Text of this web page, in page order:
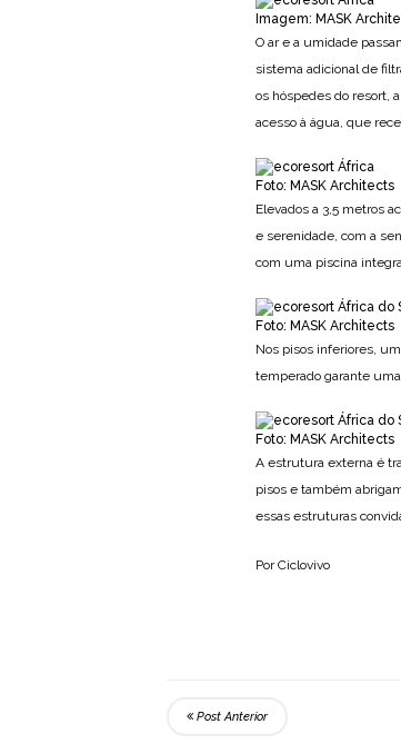
Imagem: MASK
O ar e a umidade
sistema adicional de
os hóspedes do resort,
acesso à água, que
Foto: MASK Architects
Elevados a 3,5 metros
e serenidade, com a
com uma piscina
Foto: MASK Architects
Nos pisos inferiores,
temperado garante
Foto: MASK Architects
A estrutura externa é
pisos e também
essas estruturas
Por Ciclovivo
Post Anterior